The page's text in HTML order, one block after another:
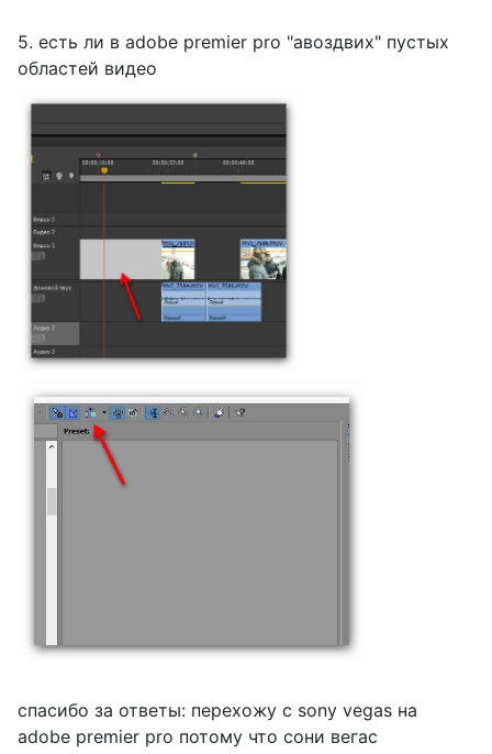
5. есть ли в adobe premier pro "авоздвих" пустых
областей видео
спасибо за ответы: перехожу с sony vegas на
adobe premier pro потому что сони вегас